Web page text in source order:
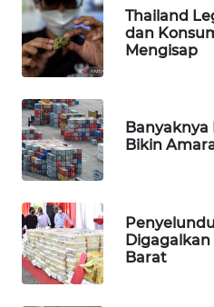
Thailand
dan
Mengisap
Bikin
Barat
METRO
JAKARTA
NEWS
KRT
NEWS
KARING
NEWS
JURNAL
MARITIM